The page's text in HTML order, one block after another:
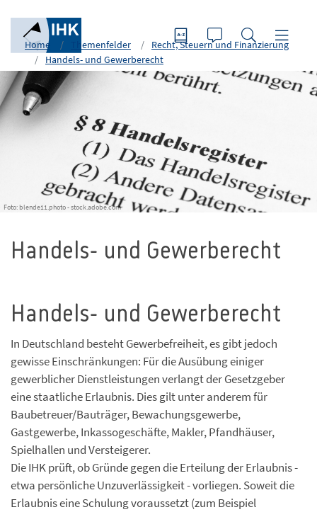
Home Themenfelder
Recht, Steuern und Finanzierung
Handels- und Gewerberecht
Foto: blende11.photo - stock.adobe.com
Handels- und Gewerberecht
Handels- und Gewerberecht
In Deutschland besteht Gewerbefreiheit, es gibt jedoch
gewisse Einschränkungen: Für die Ausübung einiger
gewerblicher Dienstleistungen verlangt der Gesetzgeber
eine staatliche Erlaubnis. Dies gilt unter anderem für
Baubetreuer/Bauträger, Bewachungsgewerbe,
Gastgewerbe, Inkassogeschäfte, Makler, Pfandhäuser,
Spielhallen und Versteigerer.
Die IHK prüft, ob Gründe gegen die Erteilung der Erlaubnis -
etwa persönliche Unzuverlässigkeit - vorliegen. Soweit die
Erlaubnis eine Schulung voraussetzt (zum Beispiel